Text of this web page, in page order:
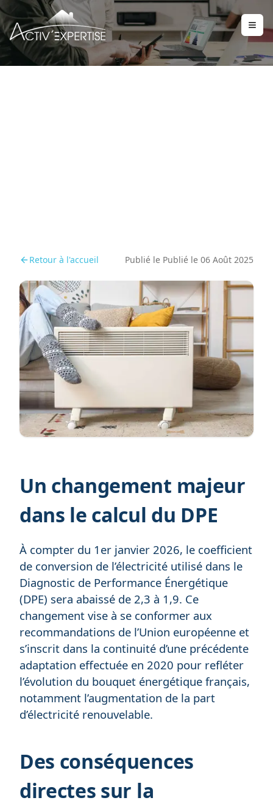
Retour à l'accueil Publié le Publié le 06 Août 2025
Un changement majeur
dans le calcul du DPE
À compter du 1er janvier 2026, le coefficient
de conversion de l’électricité utilisé dans le
Diagnostic de Performance Énergétique
(DPE) sera abaissé de 2,3 à 1,9. Ce
changement vise à se conformer aux
recommandations de l’Union européenne et
s’inscrit dans la continuité d’une précédente
adaptation effectuée en 2020 pour refléter
l’évolution du bouquet énergétique français,
notamment l’augmentation de la part
d’électricité renouvelable.
Des conséquences
directes sur la